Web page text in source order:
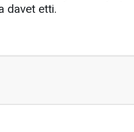
davet etti.